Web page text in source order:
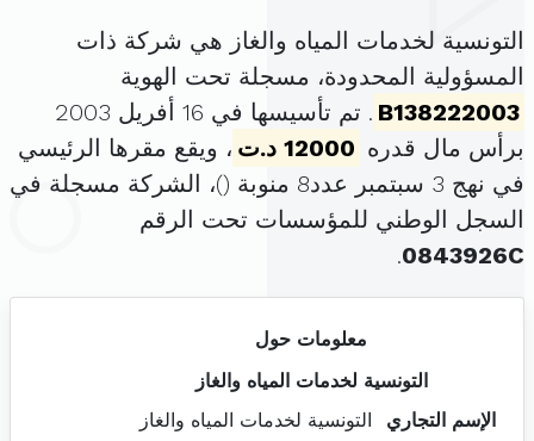
التونسية لخدمات المياه والغاز هي شركة ذات
المسؤولية المحدودة، مسجلة تحت الهوية
B138222003
. تم تأسيسها في 16 أفريل 2003
برأس مال قدره 12000 د.ت
، ويقع مقرها الرئيسي
في نهج 3 سبتمبر عدد8 منوبة (
)، الشركة مسجلة في
السجل الوطني للمؤسسات تحت الرقم
0843926C
.
معلومات حول
التونسية لخدمات المياه والغاز
الإسم التجاري
التونسية لخدمات المياه والغاز